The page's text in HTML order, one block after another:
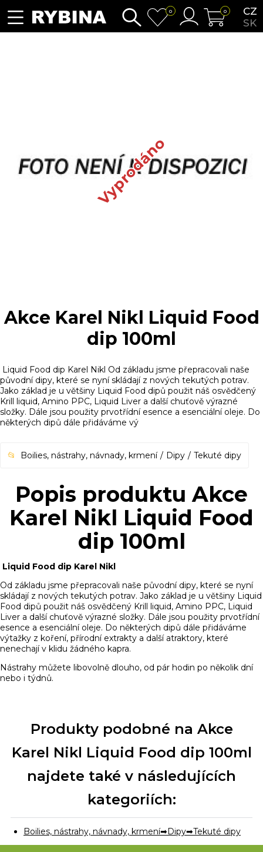
CZ
SK
0 0
Vyprodáno
Akce Karel Nikl Liquid Food
dip 100ml
Liquid Food dip Karel Nikl Od základu jsme přepracovali naše
původní dipy, které se nyní skládají z nových tekutých potrav.
Jako základ je u většiny Liquid Food dipů použit náš osvědčený
Krill liquid, Amino PPC, Liquid Liver a další chuťově výrazné
složky. Dále jsou použity prvotřídní esence a esenciální oleje. Do
některých dipů dále přidáváme vý
Boilies, nástrahy, návnady, krmení Dipy Tekuté dipy
Popis produktu Akce
Karel Nikl Liquid Food
dip 100ml
Liquid Food dip Karel Nikl
Od základu jsme přepracovali naše původní dipy, které se nyní
skládají z nových tekutých potrav. Jako základ je u většiny Liquid
Food dipů použit náš osvědčený Krill liquid, Amino PPC, Liquid
Liver a další chuťově výrazné složky. Dále jsou použity prvotřídní
esence a esenciální oleje. Do některých dipů dále přidáváme
výtažky z koření, přírodní extrakty a další atraktory, které
nenechají v klidu žádného kapra.
Nástrahy můžete libovolně dlouho, od pár hodin po několik dní
nebo i týdnů.
Produkty podobné na Akce
Karel Nikl Liquid Food dip 100ml
najdete také v následujících
kategoriích:
Boilies, nástrahy, návnady, krmení Dipy Tekuté dipy